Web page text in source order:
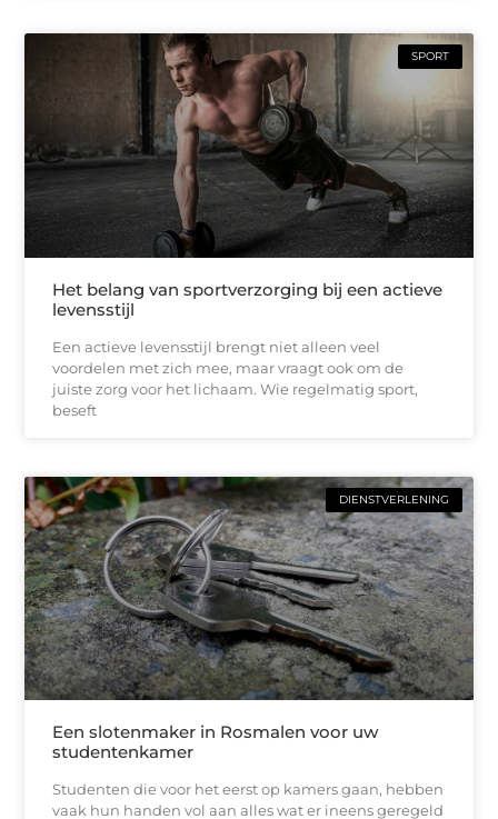
SPORT
Het belang van sportverzorging bij een actieve
levensstijl
Een actieve levensstijl brengt niet alleen veel
voordelen met zich mee, maar vraagt ook om de
juiste zorg voor het lichaam. Wie regelmatig sport,
beseft
DIENSTVERLENING
Een slotenmaker in Rosmalen voor uw
studentenkamer
Studenten die voor het eerst op kamers gaan, hebben
vaak hun handen vol aan alles wat er ineens geregeld